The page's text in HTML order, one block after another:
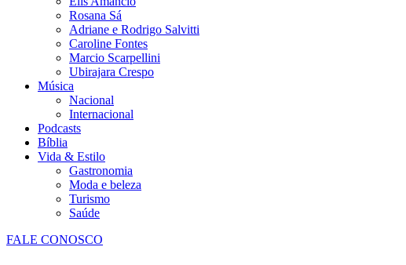
Rosana Sá
Adriane e Rodrigo Salvitti
Caroline Fontes
Marcio Scarpellini
Ubirajara Crespo
Música
Nacional
Internacional
Podcasts
Bíblia
Vida & Estilo
Gastronomia
Moda e beleza
Turismo
Saúde
FALE CONOSCO